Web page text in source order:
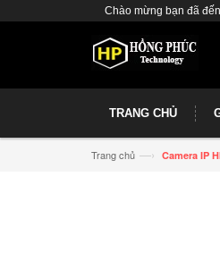
Chào mừng bạn đã
TRANG CHỦ
Trang chủ —› Camera IP